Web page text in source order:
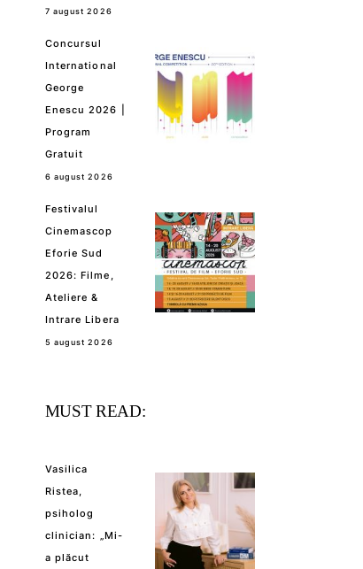
7 august 2026
Concursul
International
George
Enescu 2026 |
Program
Gratuit
6 august 2026
Festivalul
Cinemascop
Eforie Sud
2026: Filme,
Ateliere &
Intrare Libera
5 august 2026
MUST READ:
Vasilica
Ristea,
psiholog
clinician: „Mi-
a plăcut